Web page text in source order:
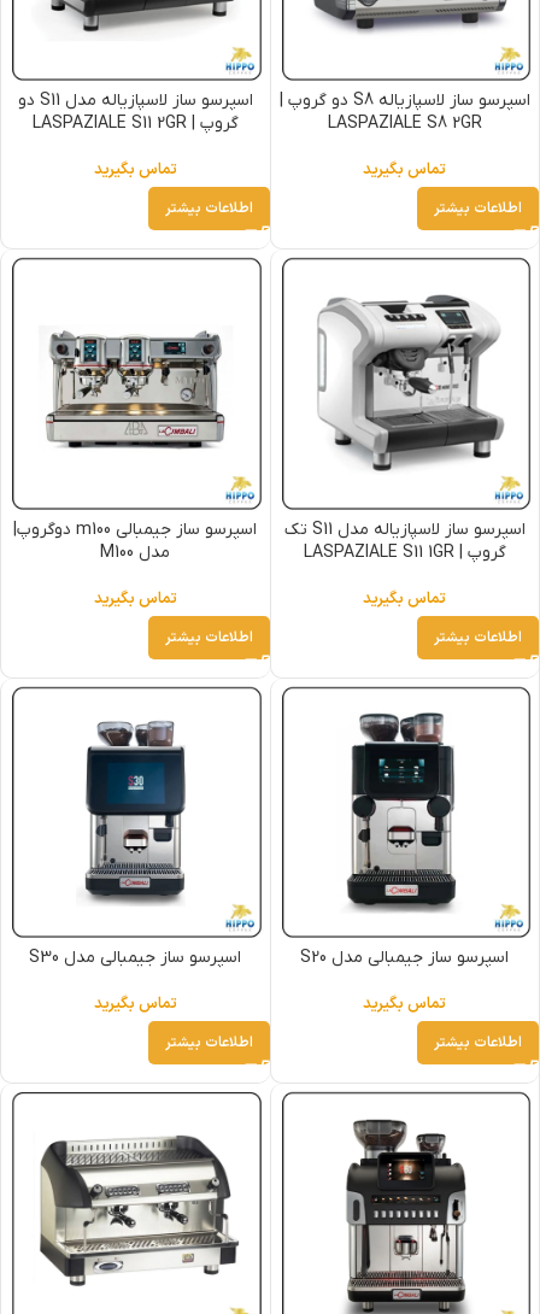
اسپرسو ساز لاسپازیاله S8 دو گروپ |
LASPAZIALE S8 2GR
تماس بگیرید
اطلاعات بیشتر
اسپرسو ساز لاسپازیاله مدل S11 دو
گروپ | LASPAZIALE S11 2GR
تماس بگیرید
اطلاعات بیشتر
اسپرسو ساز لاسپازیاله مدل S11 تک
گروپ | LASPAZIALE S11 1GR
تماس بگیرید
اطلاعات بیشتر
اسپرسو ساز جیمبالی m100 دوگروپ|
مدل M100
تماس بگیرید
اطلاعات بیشتر
اسپرسو ساز جیمبالی مدل S20
تماس بگیرید
اطلاعات بیشتر
اسپرسو ساز جیمبالی مدل S30
تماس بگیرید
اطلاعات بیشتر